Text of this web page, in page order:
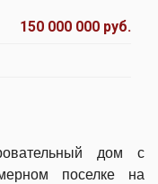
150 000 000 руб.
дом с
поселке на